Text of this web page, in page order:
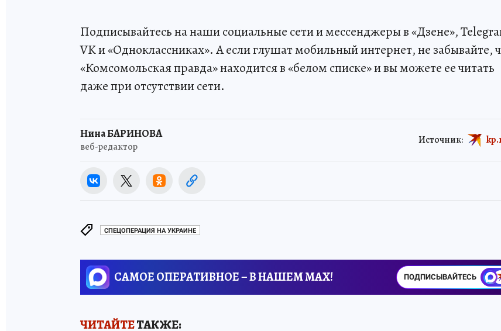
Подписывайтесь на наши социальные сети и мессенджеры в «Дзене»,
VK и «Одноклассниках». А если глушат мобильный интернет, не забывайте,
«Комсомольская правда» находится в «белом списке» и вы можете ее читать
даже при отсутствии сети.
Нина БАРИНОВА
веб-редактор
Источник:
СПЕЦОПЕРАЦИЯ НА УКРАИНЕ
САМОЕ ОПЕРАТИВНОЕ – В НАШЕМ MAX! ПОДПИСЫВАЙТЕСЬ
ЧИТАЙТЕТАКЖЕ: